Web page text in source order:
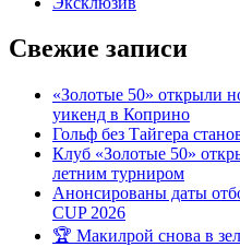
Свежие записи
«Золотые 50» открыли
уикенд в Коприно
Гольф без Тайгера
Клуб «Золотые 50»
летним турниром
Анонсированы даты
CUP 2026
🏆 Макилрой снова в